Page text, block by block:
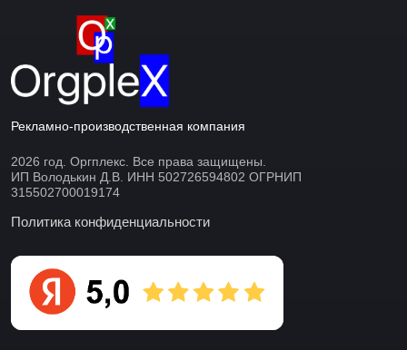
Рекламно-производственная компания
2026 год. Оргплекс. Все права защищены.
ИП Володькин Д.В. ИНН 502726594802 ОГРНИП
315502700019174
Политика конфиденциальности